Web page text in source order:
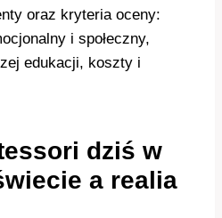
oraz kryteria oceny:
i społeczny,
edukacji, koszty i
dziś w
a realia